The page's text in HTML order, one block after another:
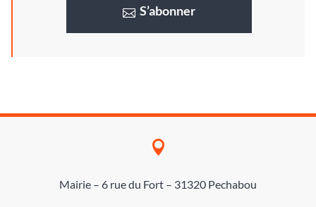
S’abonner

Mairie – 6 rue du Fort – 31320 Pechabou